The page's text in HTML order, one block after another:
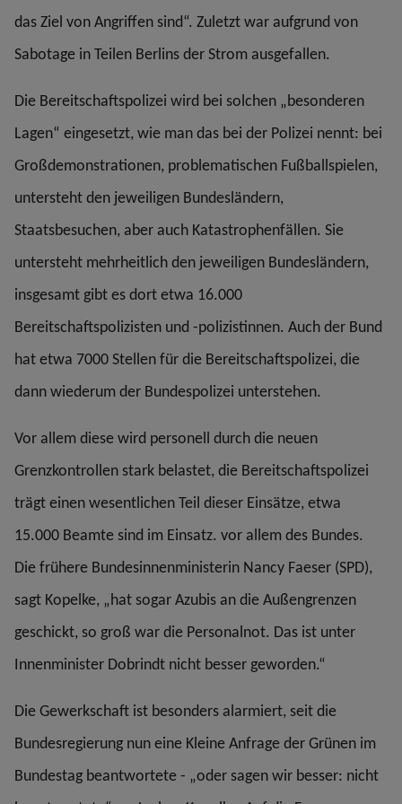
das Ziel von Angriffen sind“. Zuletzt war aufgrund von
Sabotage in Teilen Berlins der Strom ausgefallen.
Die Bereitschaftspolizei wird bei solchen „besonderen
Lagen“ eingesetzt, wie man das bei der Polizei nennt: bei
Großdemonstrationen, problematischen Fußballspielen,
untersteht den jeweiligen Bundesländern,
Staatsbesuchen, aber auch Katastrophenfällen. Sie
untersteht mehrheitlich den jeweiligen Bundesländern,
insgesamt gibt es dort etwa 16.000
Bereitschaftspolizisten und -polizistinnen. Auch der Bund
hat etwa 7000 Stellen für die Bereitschaftspolizei, die
dann wiederum der Bundespolizei unterstehen.
Vor allem diese wird personell durch die neuen
Grenzkontrollen stark belastet, die Bereitschaftspolizei
trägt einen wesentlichen Teil dieser Einsätze, etwa
15.000 Beamte sind im Einsatz. vor allem des Bundes.
Die frühere Bundesinnenministerin Nancy Faeser (SPD),
sagt Kopelke, „hat sogar Azubis an die Außengrenzen
geschickt, so groß war die Personalnot. Das ist unter
Innenminister Dobrindt nicht besser geworden.“
Die Gewerkschaft ist besonders alarmiert, seit die
Bundesregierung nun eine Kleine Anfrage der Grünen im
Bundestag beantwortete - „oder sagen wir besser: nicht